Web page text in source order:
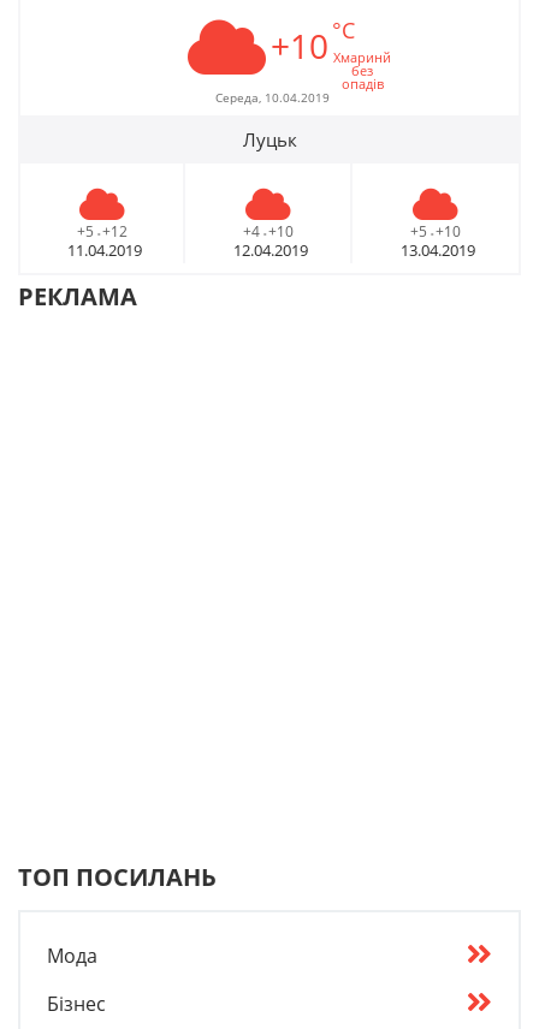
+10 °C
Хмаринй
без
опадів
Середа, 10.04.2019
Луцьк
+5 - +12
11.04.2019
+4 - +10
12.04.2019
+5 - +10
13.04.2019
РЕКЛАМА
ТОП ПОСИЛАНЬ
Мода
Бізнес